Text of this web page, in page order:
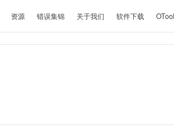
资源 错误集锦 关于我们 软件下载